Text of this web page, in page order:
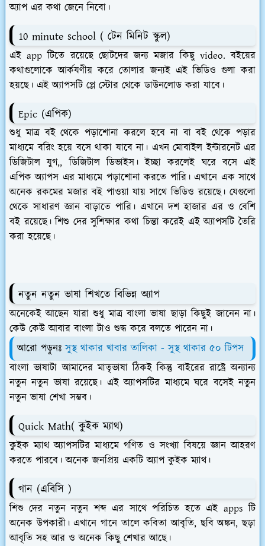
অ্যাপ এর কথা জেনে নিবো।
10 minute school ( টেন মিনিট স্কুল)
এই app টিতে রয়েছে ছোটদের জন্য মজার কিছু video. বইয়ের
কথাগুলোকে আর্কযণীয় করে তোলার জন্যই এই ভিডিও গুলা করা
হয়ছে। এই অ্যাপসটি প্লে স্টোর থেকে ডাউনলোড করা যাবে।
Epic (এপিক)
শুধু মাত্র বই থেকে পড়াশোনা করলে হবে না বা বই থেকে পড়ার
মাধ্যমে বরিং হয়ে বসে থাকা যাবে না। এখন মোবাইল ইন্টারনেট এর
ডিজিটাল যুগ,, ডিজিটাল ডিভাইস। ইচ্ছা করলেই ঘরে বসে এই
এপিক অ্যাপস এর মাধ্যমে পড়াশোনা করতে পারি। এখানে এক সাথে
অনেক রকমের মজার বই পাওয়া যায় সাথে ভিডিও রয়েছে। যেগুলো
থেকে সাধারণ জ্ঞান বাড়াতে পারি। এখানে দশ হাজার এর ও বেশি
বই রয়েছে। শিশু দের সুশিক্ষার কথা চিন্তা করেই এই অ্যাপসটি তৈরি
করা হয়েছে।
নতুন নতুন ভাষা শিখতে বিভিন্ন অ্যাপ
অনেকেই আছেন যারা শুধু মাত্র বাংলা ভাষা ছাড়া কিছুই জানেন না।
কেউ কেউ আবার বাংলা টাও শুদ্ধ করে বলতে পারেন না।
আরো পড়ুনঃ সুস্থ থাকার খাবার তালিকা - সুস্থ থাকার ৫০ টিপস
বাংলা ভাষাটা আমাদের মাতৃভাষা ঠিকই কিন্তু বাইরের রাষ্ট্রে অন্যান্য
নতুন নতুন ভাষা রয়েছে। এই অ্যাপসটির মাধ্যমে ঘরে বসেই নতুন
নতুন ভাষা শেখা সম্ভব।
Quick Math( কুইক ম্যাথ)
কুইক ম্যাথ অ্যাপসটির মাধ্যমে গণিত ও সংখ্যা বিষয়ে জ্ঞান আহরণ
করতে পারবে। অনেক জনপ্রিয় একটি অ্যাপ কুইক ম্যাথ।
গান (এবিসি )
শিশু দের নতুন নতুন শব্দ এর সাথে পরিচিত হতে এই apps টি
অনেক উপকারী। এখানে গানে তালে কবিতা আবৃতি, ছবি অঙ্কন, ছড়া
আবৃতি সহ আর ও অনেক কিছু শেখার আছে।